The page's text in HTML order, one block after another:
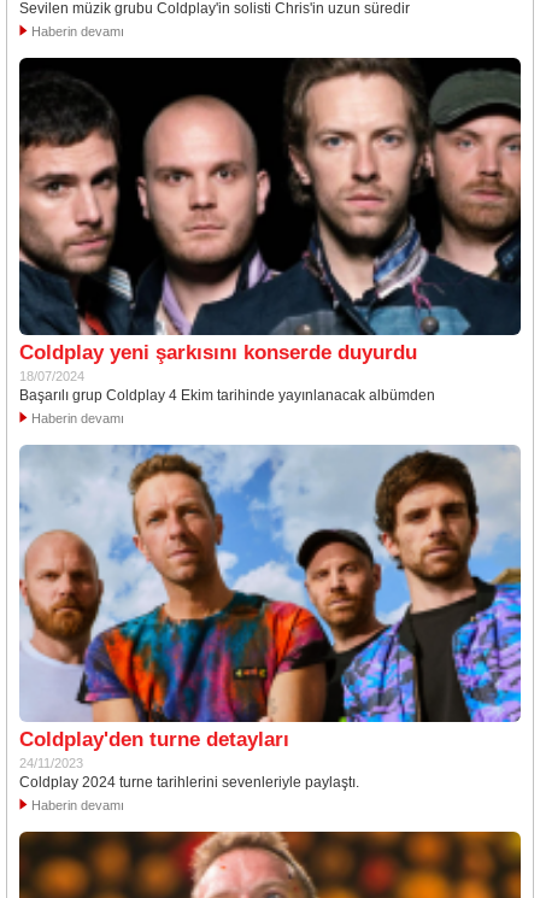
Sevilen müzik grubu Coldplay'in solisti Chris'in uzun süredir
Haberin devamı
Coldplay yeni şarkısını konserde duyurdu
18/07/2024
Başarılı grup Coldplay 4 Ekim tarihinde yayınlanacak albümden
Haberin devamı
Coldplay'den turne detayları
24/11/2023
Coldplay 2024 turne tarihlerini sevenleriyle paylaştı.
Haberin devamı